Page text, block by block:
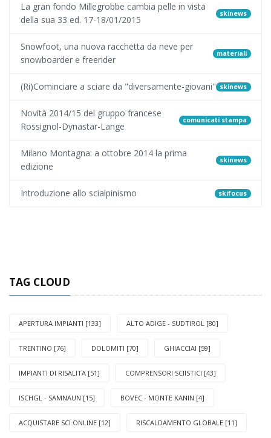
La gran fondo Millegrobbe cambia pelle in vista
della sua 33 ed. 17-18/01/2015
skinews
Snowfoot, una nuova racchetta da neve per
snowboarder e freerider
materiali
(Ri)Cominciare a sciare da "diversamente-giovani" skinews
Novità 2014/15 del gruppo francese
Rossignol-Dynastar-Lange
comunicati stampa
Milano Montagna: a ottobre 2014 la prima
edizione
skinews
Introduzione allo scialpinismo skifocus
TAG CLOUD
APERTURA IMPIANTI [133] ALTO ADIGE - SUDTIROL [80]
TRENTINO [76] DOLOMITI [70] GHIACCIAI [59]
IMPIANTI DI RISALITA [51] COMPRENSORI SCIISTICI [43]
ISCHGL - SAMNAUN [15] BOVEC - MONTE KANIN [4]
ACQUISTARE SCI ONLINE [12] RISCALDAMENTO GLOBALE [11]